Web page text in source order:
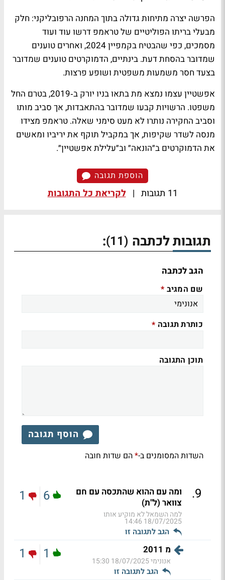
הפרשה יצרה מתיחות גדולה בתוך המחנה הרפובליקני: חלק
מבעלי בריתו הפוליטיים של טראמפ דרשו עוד ועוד
מסמכים, כפי שהבטיח בקמפיין 2024, ואחרים טוענים
שמדובר בהסחת דעת. בינתיים, הדמוקרטים טוענים שמדובר
בצעד חסר משמעות משפטית ושופע פרצות.
אפשטיין עצמו נמצא מת בתאו בניו יורק ב‑2019, בטרם החל
משפטו. הרשויות קבעו שמדובר בהתאבדות, אך סביב מותו
וסביב החקירה נותרו לא מעט סימני שאלה. טראמפ מצידו
מנסה לשדר שקיפות, אך במקביל תוקף את יריביו ומאשים
את הדמוקרטים ב״הונאה״ וב״עלילת אפשטיין״.
הוספת תגובה
11 תגובות | לקריאת כל התגובות
תגובות לכתבה (11)
:
הגב לכתבה
שם המגיב *
כותרת תגובה *
תוכן התגובה
הוסף תגובה
השדות המסומנים ב-*הם שדות חובה
9
.
ומה עם ההוא שהתכסה עם חם
צוואר (ל"ת)
למה השמאל לא מוקיע אותו
18/07/2025 14:46
הגב לתגובה זו
6
1
מ 2011
אנונימי18/07/2025 15:30
הגב לתגובה זו
1
1